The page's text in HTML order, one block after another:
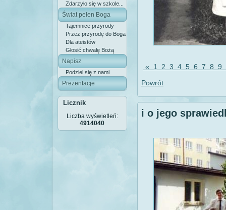
Zdarzyło się w szkole...
Świat pełen Boga
Tajemnice przyrody
Przez przyrodę do Boga
Dla ateistów
Głosić chwałę Bożą
Napisz
Podziel się z nami
Prezentacje
Licznik
Liczba wyświetleń:
4914040
« 1 2 3 4 5 6 7 8 9
Powrót
i o jego